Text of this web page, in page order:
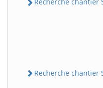
Recherche chantier